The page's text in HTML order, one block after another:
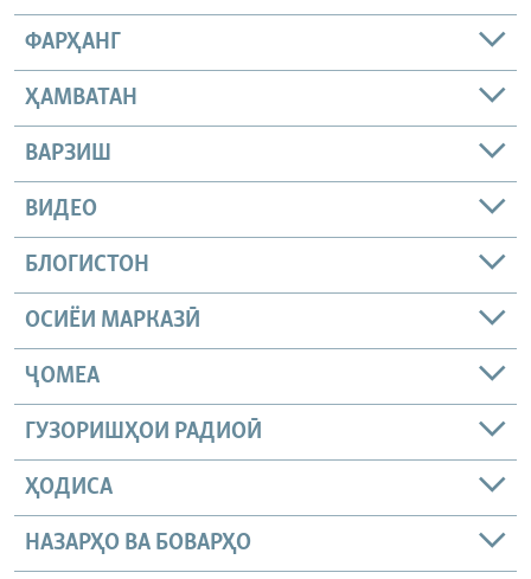
ФАРҲАНГ
ҲАМВАТАН
ВАРЗИШ
ВИДЕО
БЛОГИСТОН
ОСИЁИ МАРКАЗӢ
ҶОМEА
ГУЗОРИШҲОИ РАДИОӢ
ҲОДИСА
НАЗАРҲО ВА БОВАРҲО